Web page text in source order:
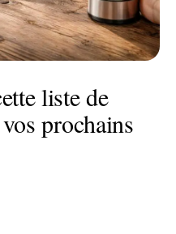
liste de
prochains